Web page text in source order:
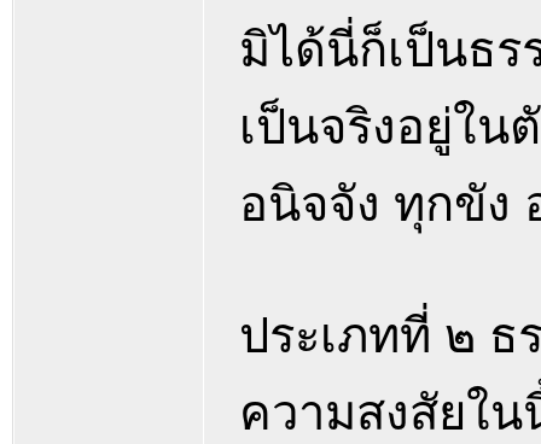
มิได้นี่ก็เป็นธร
เป็นจริงอยู่ใน
อนิจจัง ทุกขัง
ประเภทที่ ๒
ความสงสัยใ